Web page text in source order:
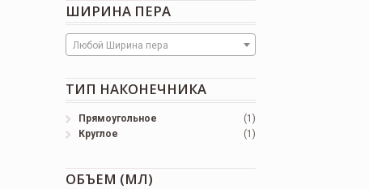
ШИРИНА ПЕРА
Любой Ширина пера
ТИП НАКОНЕЧНИКА
Прямоугольное
(1)
Круглое
(1)
ОБЪЕМ (МЛ)